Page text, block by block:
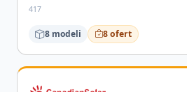
417
8 modeli 8 ofert